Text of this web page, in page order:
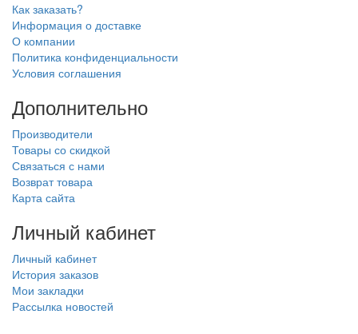
Как заказать?
Информация о доставке
О компании
Политика конфиденциальности
Условия соглашения
Дополнительно
Производители
Товары со скидкой
Связаться с нами
Возврат товара
Карта сайта
Личный кабинет
Личный кабинет
История заказов
Мои закладки
Рассылка новостей